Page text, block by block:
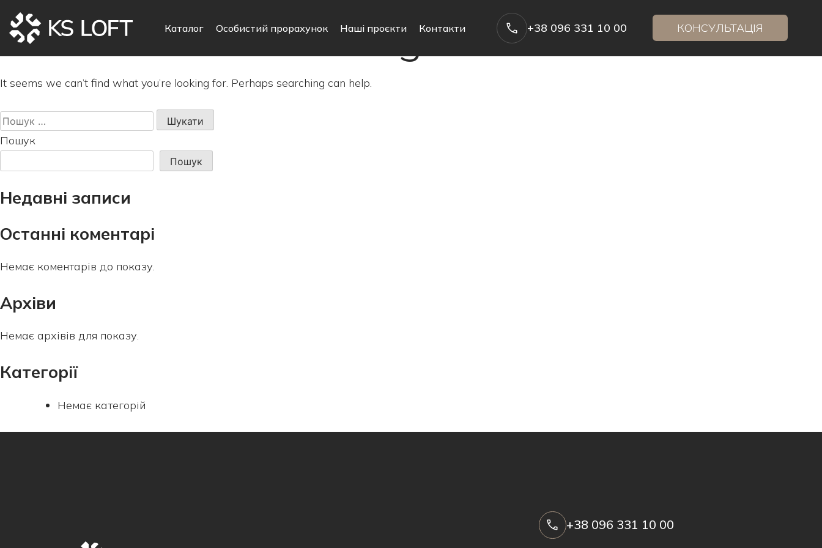
Каталог Особистий прорахунок Наші проєкти Контакти +38 096 331 10 00 КОНСУЛЬТАЦІЯ
Nothing Found
It seems we can’t find what you’re looking for. Perhaps searching can help.
Пошук:
Пошук
Пошук
Недавні записи
Останні коментарі
Немає коментарів до показу.
Архіви
Немає архівів для показу.
Категорії
Немає категорій
+38 096 331 10 00